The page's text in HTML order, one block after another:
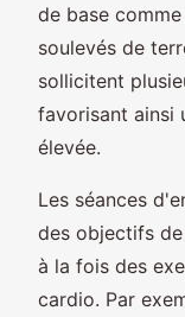
de base
soulevés de
sollicitent
favorisant ainsi
élevée.
Les séances
des objectifs
à la fois des
cardio. Par